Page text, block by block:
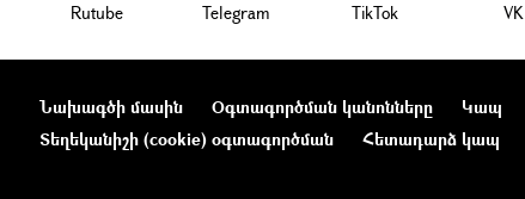
Rutube Telegram ТikТоk VK
Նախագծի մասին Օգտագործման կանոնները Կապ
Տեղեկանիշի (cookie) օգտագործման
Հետադարձ կապ